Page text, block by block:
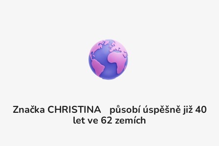
Značka CHRISTINA působí úspěšně již 40
let ve 62 zemích